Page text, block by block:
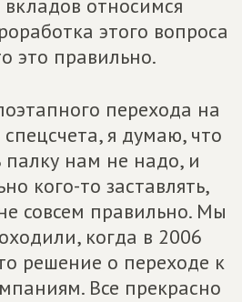
относимся
этого вопроса
это правильно.
перехода на
я думаю, что
палку нам не надо, и
кого-то заставлять,
совсем правильно. Мы
когда в 2006
решение о переходе к
Все прекрасно